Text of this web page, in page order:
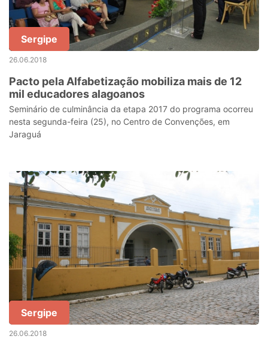
Sergipe
26.06.2018
Pacto pela Alfabetização mobiliza mais de 12
mil educadores alagoanos
Seminário de culminância da etapa 2017 do programa ocorreu
nesta segunda-feira (25), no Centro de Convenções, em
Jaraguá
Sergipe
26.06.2018